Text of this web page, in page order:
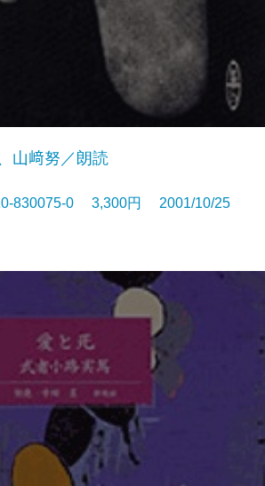
山﨑努／朗読
830075-0 3,300円 2001/10/25